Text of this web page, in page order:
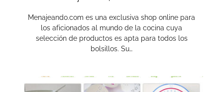
Menajeando.com es una exclusiva shop online para
los aficionados al mundo de la cocina cuya
selección de productos es apta para todos los
bolsillos. Su…